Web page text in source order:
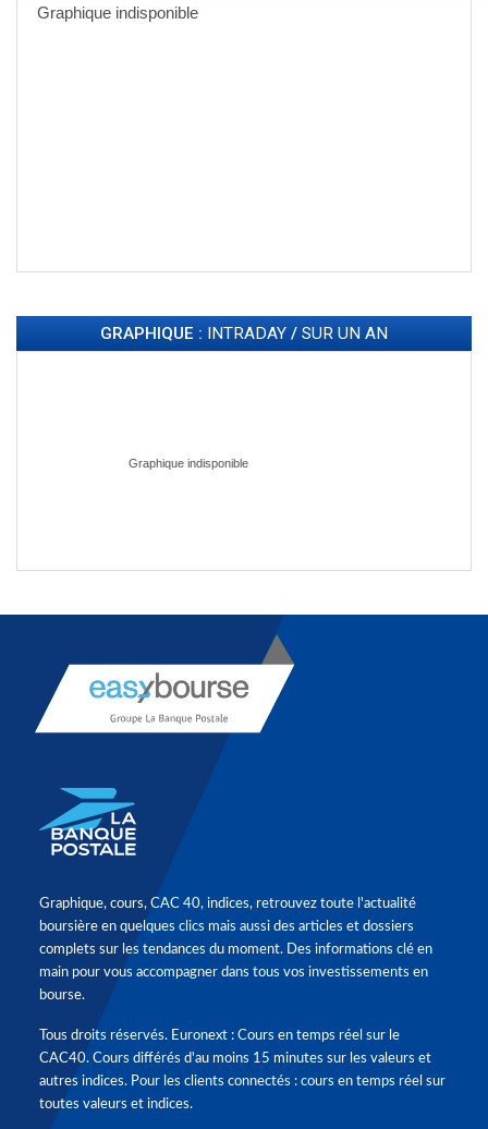
GRAPHIQUE : INTRADAY / SUR UN AN
Graphique, cours, CAC 40, indices, retrouvez toute l'actualité
boursière en quelques clics mais aussi des articles et dossiers
complets sur les tendances du moment. Des informations clé en
main pour vous accompagner dans tous vos investissements en
bourse.
Tous droits réservés. Euronext : Cours en temps réel sur le
CAC40. Cours différés d'au moins 15 minutes sur les valeurs et
autres indices. Pour les clients connectés : cours en temps réel sur
toutes valeurs et indices.